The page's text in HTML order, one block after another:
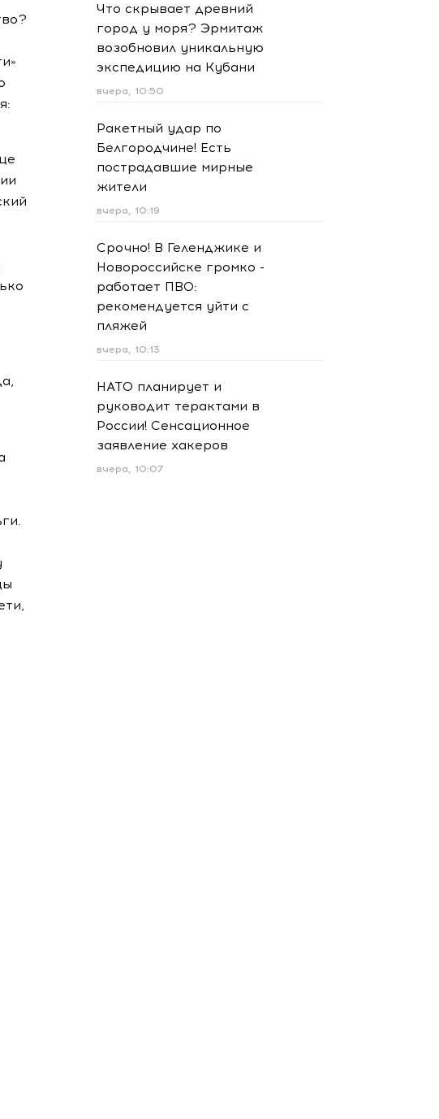
Что скрывает древний
город у моря? Эрмитаж
возобновил уникальную
экспедицию на Кубани
вчера, 10:50
Ракетный удар по
Белгородчине! Есть
пострадавшие мирные
жители
вчера, 10:19
Срочно! В Геленджике и
Новороссийске громко -
работает ПВО:
рекомендуется уйти с
пляжей
вчера, 10:13
НАТО планирует и
руководит терактами в
России! Сенсационное
заявление хакеров
вчера, 10:07